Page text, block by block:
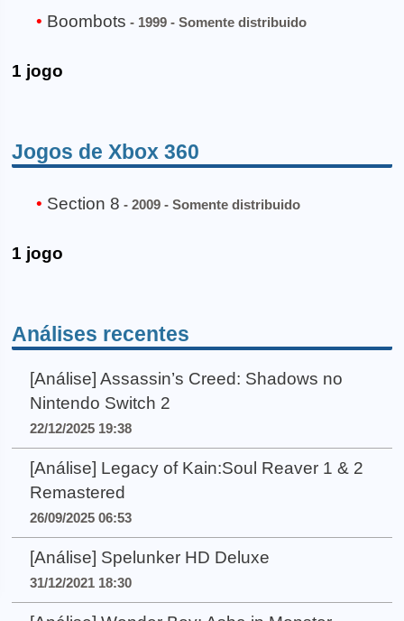
Boombots - 1999 - Somente distribuido
1 jogo
Jogos de Xbox 360
Section 8 - 2009 - Somente distribuido
1 jogo
Análises recentes
[Análise] Assassin’s Creed: Shadows no
Nintendo Switch 2
22/12/2025 19:38
[Análise] Legacy of Kain:Soul Reaver 1 & 2
Remastered
26/09/2025 06:53
[Análise] Spelunker HD Deluxe
31/12/2021 18:30